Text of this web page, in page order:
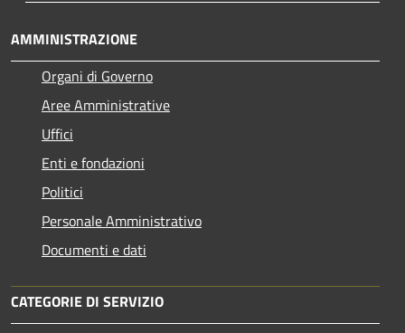
AMMINISTRAZIONE
Organi di Governo
Aree Amministrative
Uffici
Enti e fondazioni
Politici
Personale Amministrativo
Documenti e dati
CATEGORIE DI SERVIZIO